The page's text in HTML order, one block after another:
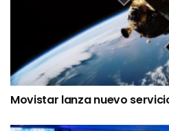
Movistar lanza nuevo